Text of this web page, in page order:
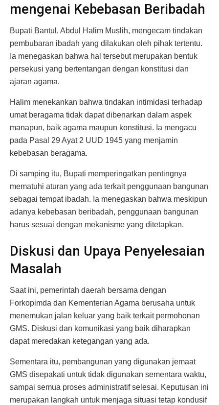
mengenai Kebebasan Beribadah
Bupati Bantul, Abdul Halim Muslih, mengecam tindakan
pembubaran ibadah yang dilakukan oleh pihak tertentu.
Ia menegaskan bahwa hal tersebut merupakan bentuk
persekusi yang bertentangan dengan konstitusi dan
ajaran agama.
Halim menekankan bahwa tindakan intimidasi terhadap
umat beragama tidak dapat dibenarkan dalam aspek
manapun, baik agama maupun konstitusi. Ia mengacu
pada Pasal 29 Ayat 2 UUD 1945 yang menjamin
kebebasan beragama.
Di samping itu, Bupati memperingatkan pentingnya
mematuhi aturan yang ada terkait penggunaan bangunan
sebagai tempat ibadah. Ia menegaskan bahwa meskipun
adanya kebebasan beribadah, penggunaan bangunan
harus sesuai dengan mekanisme yang ditetapkan.
Diskusi dan Upaya Penyelesaian
Masalah
Saat ini, pemerintah daerah bersama dengan
Forkopimda dan Kementerian Agama berusaha untuk
menemukan jalan keluar yang baik terkait permohonan
GMS. Diskusi dan komunikasi yang baik diharapkan
dapat meredakan ketegangan yang ada.
Sementara itu, pembangunan yang digunakan jemaat
GMS disepakati untuk tidak digunakan sementara waktu,
sampai semua proses administratif selesai. Keputusan ini
merupakan langkah untuk menjaga situasi tetap kondusif